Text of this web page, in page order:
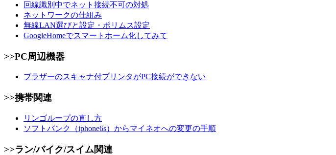
回線識別中でネット接続不可の対処
ネットワークの仕組み
無線LAN選びと設定・ポリムス設定
GoogleHomeでスマートホーム化してみて
>>PC周辺機器
ブラザーのスキャナ付プリンタがPC接続ができない
>>携帯関連
リンゴループの直し方
ソフトバンク（iphone6s）からマイネオへの変更の手順
>>ラン/バイク/スイム関連